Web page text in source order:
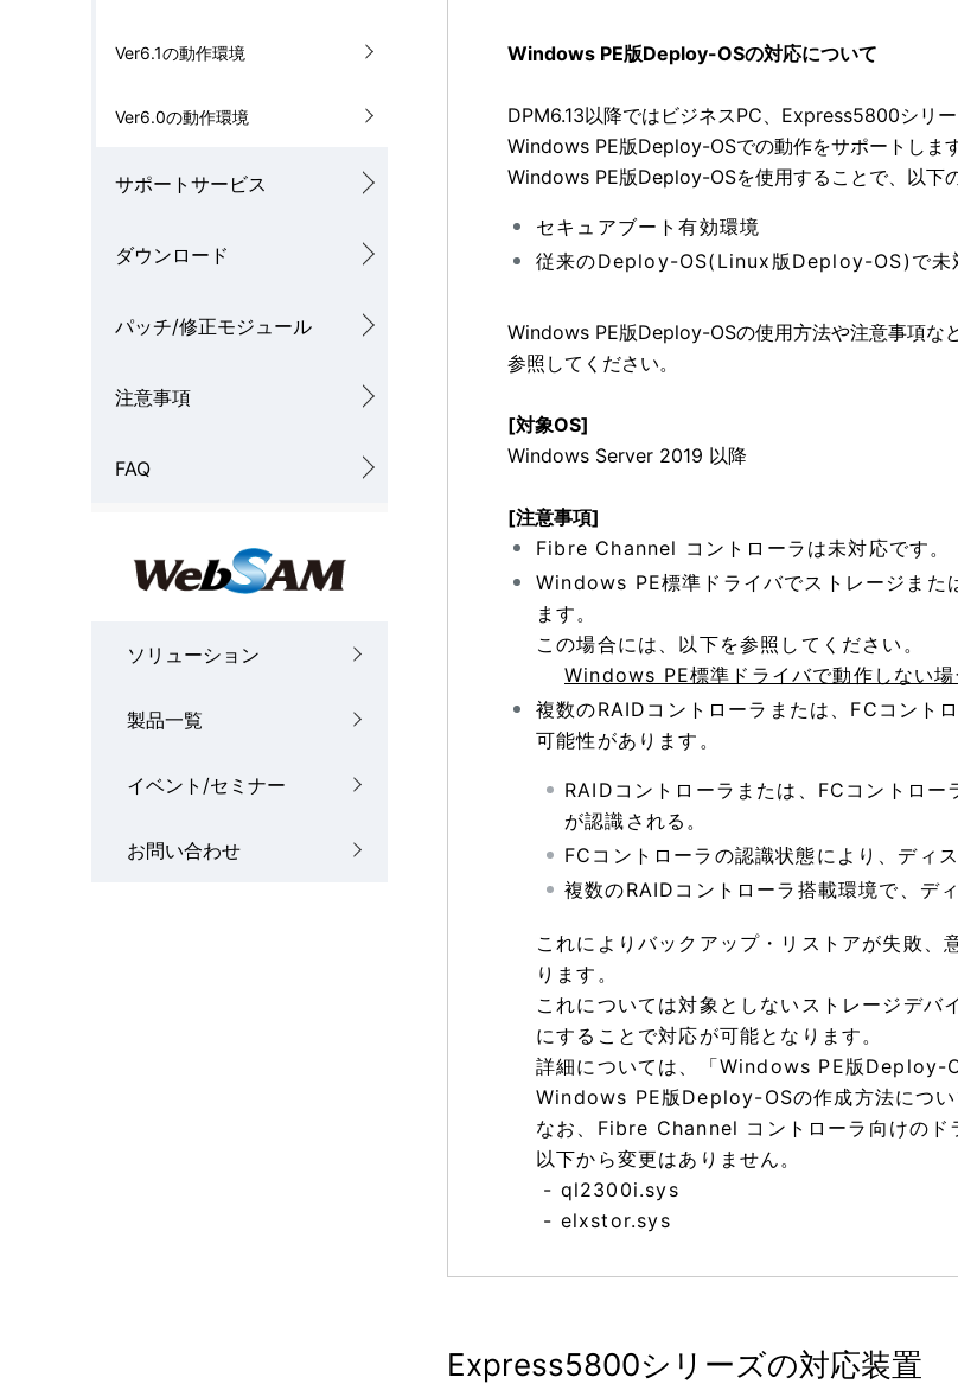
Ver6.1の動作環境
Ver6.0の動作環境
サポートサービス
ダウンロード
パッチ/修正モジュール
注意事項
FAQ
ソリューション
製品一覧
イベント/セミナー
お問い合わせ
Windows PE版Deploy-OSの対応について
DPM6.13以降ではビジネスPC、Express5800シリ
Windows PE版Deploy-OSでの動作をサポートします
Windows PE版Deploy-OSを使用することで、以下
セキュアブート有効環境
従来のDeploy-OS(Linux版Deploy-OS)で未
Windows PE版Deploy-OSの使用方法や注意事項
参照してください。
[対象OS]
Windows Server 2019 以降
[注意事項]
Fibre Channel コントローラは未対応です。
Windows PE標準ドライバでストレージまた
ます。
この場合には、以下を参照してください。
Windows PE標準ドライバで動作しない場
複数のRAIDコントローラまたは、FCコント
可能性があります。
RAIDコントローラまたは、FCコントロ
が認識される。
FCコントローラの認識状態により、ディ
複数のRAIDコントローラ搭載環境で、デ
これによりバックアップ・リストアが失敗、
ります。
これについては対象としないストレージデ
にすることで対応が可能となります。
詳細については、「Windows PE版Deploy-
Windows PE版Deploy-OSの作成方法につい
なお、Fibre Channel コントローラ向けのド
以下から変更はありません。
- ql2300i.sys
- elxstor.sys
Express5800シリーズの対応装置